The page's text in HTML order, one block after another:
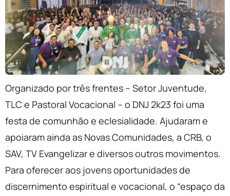
Organizado por três frentes – Setor Juventude,
TLC e Pastoral Vocacional – o DNJ 2k23 foi uma
festa de comunhão e eclesialidade. Ajudaram e
apoiaram ainda as Novas Comunidades, a CRB, o
SAV, TV Evangelizar e diversos outros movimentos.
Para oferecer aos jovens oportunidades de
discernimento espiritual e vocacional, o “espaço da